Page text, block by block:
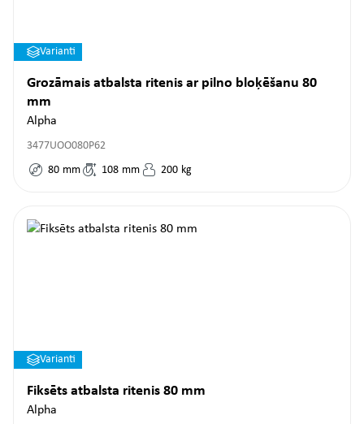
Varianti
Grozāmais atbalsta ritenis ar pilno bloķēšanu 80
mm
Alpha
3477UOO080P62
80 mm 108 mm 200 kg
Varianti
Fiksēts atbalsta ritenis 80 mm
Alpha